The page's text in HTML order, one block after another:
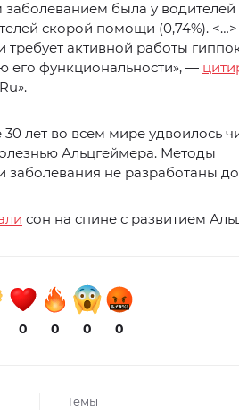
заболеванием была у водителей
скорой помощи (0,74%).
активной работы
его функциональности», —
лет во всем мире удвоилось
Альцгеймера. Методы
не разработаны
сон на спине с развитием
0 0 0 0
Темы